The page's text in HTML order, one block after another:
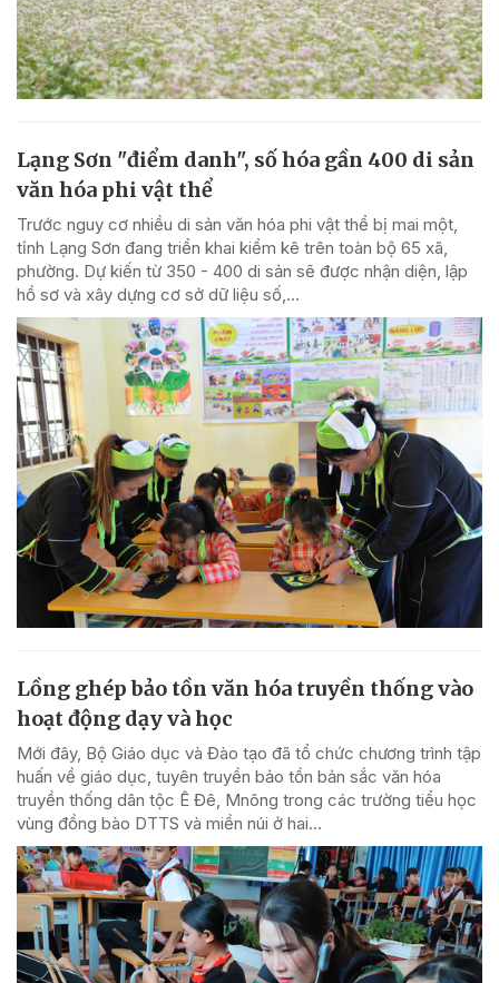
Lạng Sơn "điểm danh", số hóa gần 400 di sản
văn hóa phi vật thể
Trước nguy cơ nhiều di sản văn hóa phi vật thể bị mai một,
tỉnh Lạng Sơn đang triển khai kiểm kê trên toàn bộ 65 xã,
phường. Dự kiến từ 350 - 400 di sản sẽ được nhận diện, lập
hồ sơ và xây dựng cơ sở dữ liệu số,...
Lồng ghép bảo tồn văn hóa truyền thống vào
hoạt động dạy và học
Mới đây, Bộ Giáo dục và Đào tạo đã tổ chức chương trình tập
huấn về giáo dục, tuyên truyền bảo tồn bản sắc văn hóa
truyền thống dân tộc Ê Đê, Mnông trong các trường tiểu học
vùng đồng bào DTTS và miền núi ở hai...